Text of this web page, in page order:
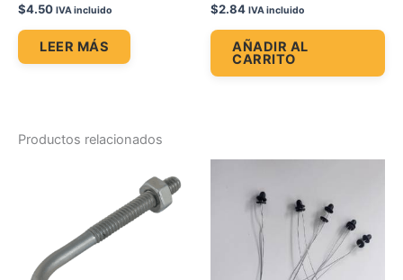
$4.50 IVA incluido
LEER MÁS
$2.84 IVA incluido
AÑADIR AL
CARRITO
Productos relacionados